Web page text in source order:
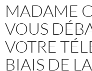
MADAME
VOUS
VOTRE
BIAIS DE